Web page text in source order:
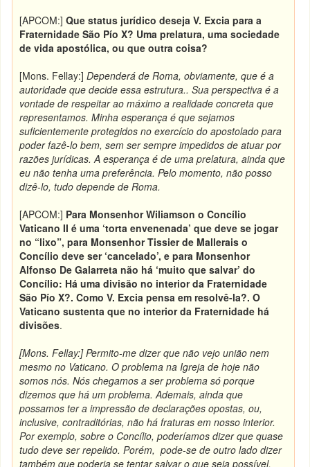
[APCOM:]Que status jurídico deseja V. Excia para a
Fraternidade São Pío X? Uma prelatura, uma sociedade
de vida apostólica, ou que outra coisa?
[Mons. Fellay:]Dependerá de Roma, obviamente, que é a
autoridade que decide essa estrutura.. Sua perspectiva é a
vontade de respeitar ao máximo a realidade concreta que
representamos. Minha esperança é que sejamos
suficientemente protegidos no exercício do apostolado para
poder fazê-lo bem, sem ser sempre impedidos de atuar por
razões jurídicas. A esperança é de uma prelatura, ainda que
eu não tenha uma preferência. Pelo momento, não posso
dizê-lo, tudo depende de Roma.
[APCOM:] Para Monsenhor Wiliamson o Concílio
Vaticano II é uma ‘torta envenenada’ que deve se jogar
no “lixo”, para Monsenhor Tissier de Mallerais o
Concílio deve ser ‘cancelado’, e para Monsenhor
Alfonso De Galarreta não há ‘muito que salvar’ do
Concílio: Há uma divisão no interior da Fraternidade
São Pío X?. Como V. Excia pensa em resolvê-la?. O
Vaticano sustenta que no interior da Fraternidade há
divisões.
[Mons. Fellay:] Permito-me dizer que não vejo união nem
mesmo no Vaticano. O problema na Igreja de hoje não
somos nós. Nós chegamos a ser problema só porque
dizemos que há um problema. Ademais, ainda que
possamos ter a impressão de declarações opostas, ou,
inclusive, contraditórias, não há fraturas em nosso interior.
Por exemplo, sobre o Concílio, poderíamos dizer que quase
tudo deve ser repelido. Porém, pode-se de outro lado dizer
também que poderia se tentar salvar o que seja possível.